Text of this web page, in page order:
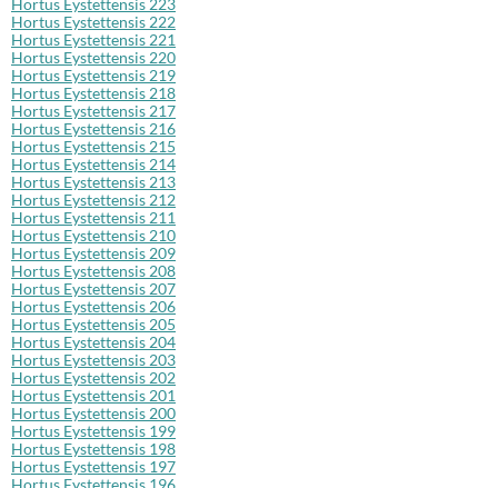
Hortus Eystettensis 222
Hortus Eystettensis 221
Hortus Eystettensis 220
Hortus Eystettensis 219
Hortus Eystettensis 218
Hortus Eystettensis 217
Hortus Eystettensis 216
Hortus Eystettensis 215
Hortus Eystettensis 214
Hortus Eystettensis 213
Hortus Eystettensis 212
Hortus Eystettensis 211
Hortus Eystettensis 210
Hortus Eystettensis 209
Hortus Eystettensis 208
Hortus Eystettensis 207
Hortus Eystettensis 206
Hortus Eystettensis 205
Hortus Eystettensis 204
Hortus Eystettensis 203
Hortus Eystettensis 202
Hortus Eystettensis 201
Hortus Eystettensis 200
Hortus Eystettensis 199
Hortus Eystettensis 198
Hortus Eystettensis 197
Hortus Eystettensis 196